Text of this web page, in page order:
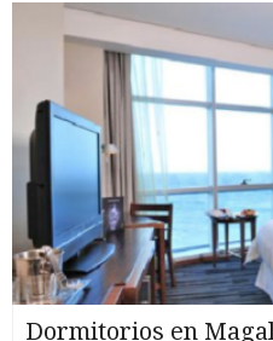
Dormitorios en